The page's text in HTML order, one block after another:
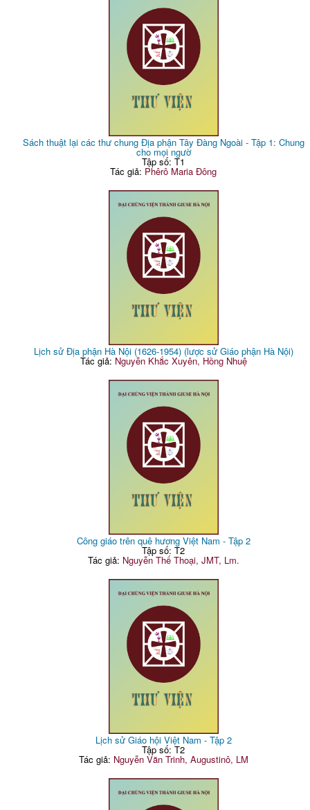
Sách thuật lại các thư chung Địa phận Tây Đàng Ngoài - Tập 1: Chung
cho mọi ngườ
Tập số: T1
Tác giả: Phêrô Maria Đông
Lịch sử Địa phận Hà Nội (1626-1954) (lược sử Giáo phận Hà Nội)
Tác giả: Nguyễn Khắc Xuyên, Hồng Nhuệ
Công giáo trên quê hương Việt Nam - Tập 2
Tập số: T2
Tác giả: Nguyễn Thế Thoại, JMT, Lm.
Lịch sử Giáo hội Việt Nam - Tập 2
Tập số: T2
Tác giả: Nguyễn Văn Trinh, Augustinô, LM